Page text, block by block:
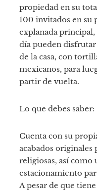
propiedad en su
100 invitados en su
explanada
día pueden
de la casa, con
mexicanos, para
partir de vuelta.
Lo que debes saber:
Cuenta con su
acabados originales
religiosas, así como
estacionamiento
A pesar de que